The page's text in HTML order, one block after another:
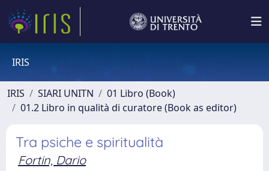
IRIS
IRIS SIARI UNITN
01 Libro (Book)
01.2 Libro in qualità di curatore (Book as editor)
Tra psiche e spiritualità
Fortin, Dario